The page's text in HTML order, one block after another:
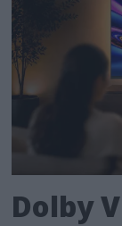
Dolby